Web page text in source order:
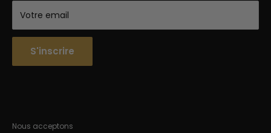
Votre email
S'inscrire
Nous acceptons